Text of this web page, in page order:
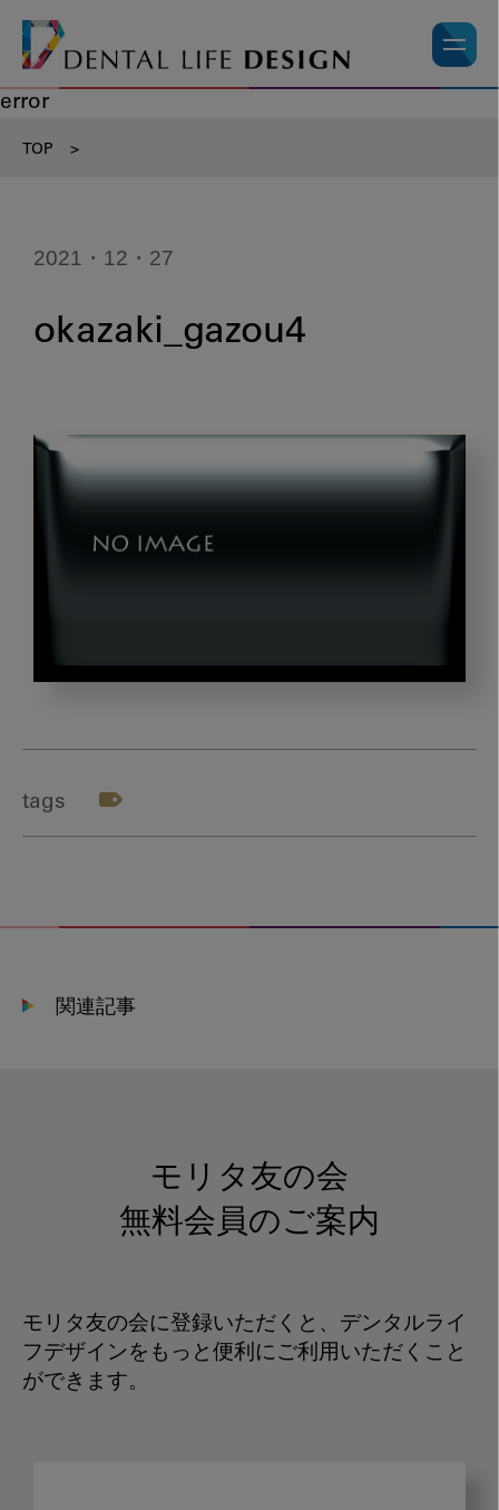
error
TOP >
2021・12・27
okazaki_gazou4
tags
関連記事
モリタ友の会
無料会員のご案内
モリタ友の会に登録いただくと、デンタルライ
フデザインをもっと便利にご利用いただくこと
ができます。